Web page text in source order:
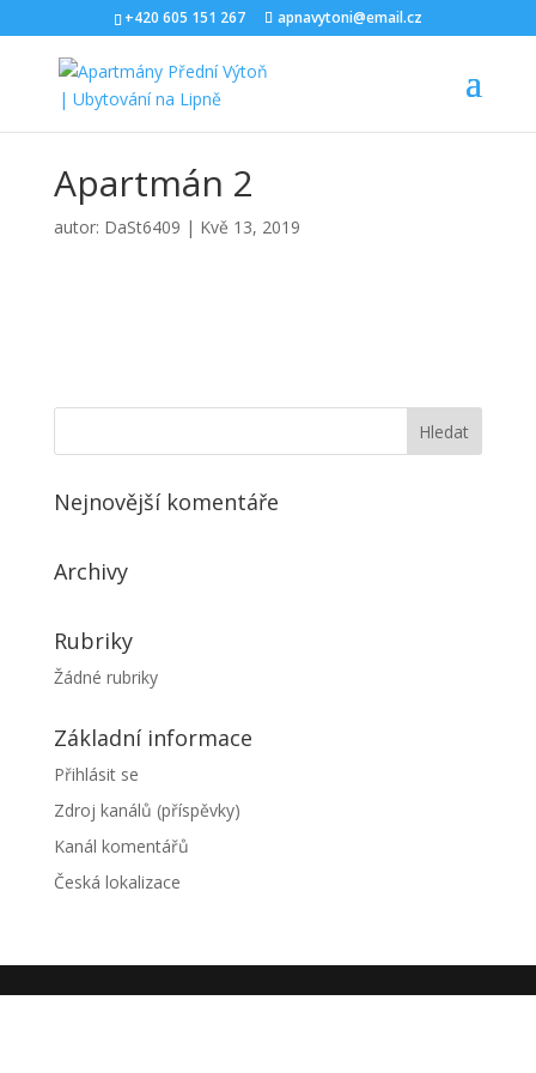
+420 605 151 267 apnavytoni@email.cz
Apartmán 2
autor: DaSt6409 | Kvě 13, 2019
Nejnovější komentáře
Archivy
Rubriky
Žádné rubriky
Základní informace
Přihlásit se
Zdroj kanálů (příspěvky)
Kanál komentářů
Česká lokalizace